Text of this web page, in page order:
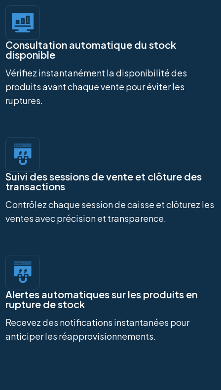
Consultation automatique du stock
disponible
Vérifiez instantanément la disponibilité des
produits avant chaque vente pour éviter les
ruptures.
Suivi des sessions de vente et clôture des
transactions
Contrôlez chaque session de caisse et clôturez les
ventes avec précision et transparence.
Alertes automatiques sur les produits en
rupture de stock
Recevez des notifications instantanées pour
anticiper les réapprovisionnements.